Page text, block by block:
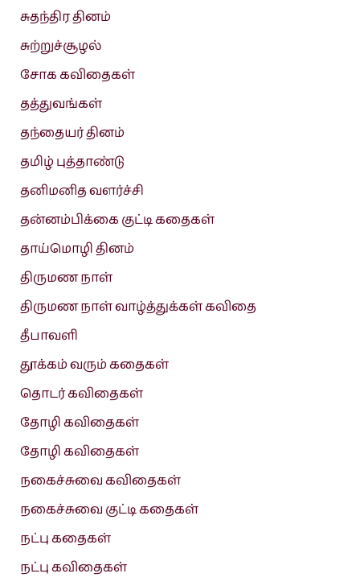
சுதந்திர தினம்
சுற்றுச்சூழல்
சோக கவிதைகள்
தத்துவங்கள்
தந்தையர் தினம்
தமிழ் புத்தாண்டு
தனிமனித வளர்ச்சி
தன்னம்பிக்கை குட்டி கதைகள்
தாய்மொழி தினம்
திருமண நாள்
திருமண நாள் வாழ்த்துக்கள் கவிதை
தீபாவளி
தூக்கம் வரும் கதைகள்
தொடர் கவிதைகள்
தோழி கவிதைகள்
தோழி கவிதைகள்
நகைச்சுவை கவிதைகள்
நகைச்சுவை குட்டி கதைகள்
நட்பு கதைகள்
நட்பு கவிதைகள்